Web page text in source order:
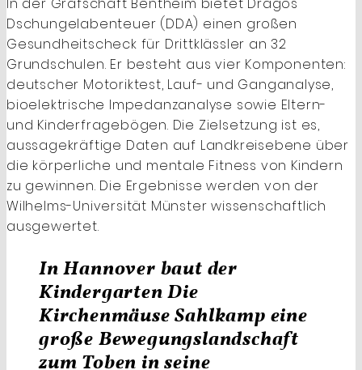
Dschungelabenteuer (DDA) einen großen
Gesundheitscheck für Drittklässler an 32
Grundschulen. Er besteht aus vier Komponenten:
deutscher Motoriktest, Lauf- und Ganganalyse,
bioelektrische Impedanzanalyse ­sowie Eltern-
und Kinder­frage­bögen. Die Zielsetzung ist es,
aussagekräftige Daten auf Landkreisebene über
die ­körperliche und mentale Fitness von Kindern
zu ­gewinnen. Die Ergebnisse werden von der
Wilhelms-Universität Münster wissenschaftlich
ausgewertet.
In Hannover baut der
Kindergarten Die
Kirchenmäuse Sahlkamp eine
große Bewegungslandschaft
zum Toben in seine